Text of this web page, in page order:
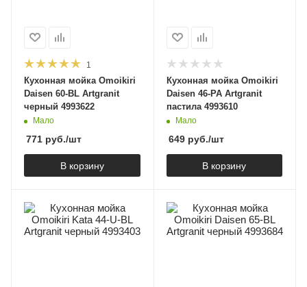
1
Кухонная мойка Omoikiri
Daisen 60-BL Artgranit
черный 4993622
Мало
771 руб./шт
В корзину
Кухонная мойка Omoikiri
Daisen 46-PA Artgranit
пастила 4993610
Мало
649руб./шт
В корзину